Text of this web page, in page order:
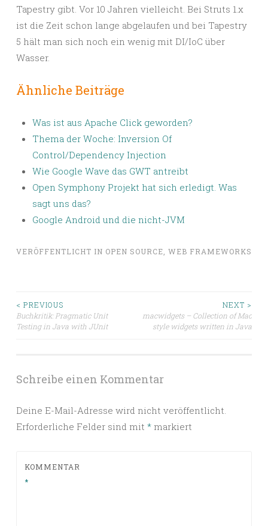
Tapestry gibt. Vor 10 Jahren vielleicht. Bei Struts 1.x
ist die Zeit schon lange abgelaufen und bei Tapestry
5 hält man sich noch ein wenig mit DI/IoC über
Wasser.
Ähnliche Beiträge
Was ist aus Apache Click geworden?
Thema der Woche: Inversion Of
Control/Dependency Injection
Wie Google Wave das GWT antreibt
Open Symphony Projekt hat sich erledigt. Was
sagt uns das?
Google Android und die nicht-JVM
VERÖFFENTLICHT IN OPEN SOURCE WEB FRAMEWORKS
Beitragsnavigation
< PREVIOUS
Buchkritik: Pragmatic Unit
Testing in Java with JUnit
NEXT >
macwidgets – Collection of Mac
style widgets written in Java
Schreibe einen Kommentar
Deine E-Mail-Adresse wird nicht veröffentlicht.
Erforderliche Felder sind mit * markiert
KOMMENTAR
*